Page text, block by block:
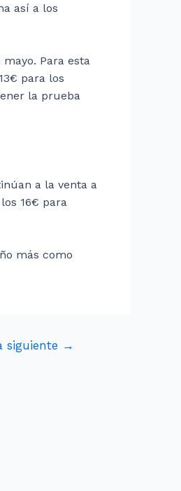
así a los
Para esta
para los
la prueba
a la venta a
16€ para
más como
siguiente →